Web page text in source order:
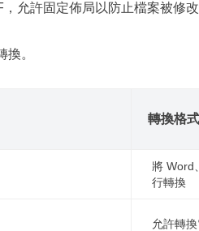
允許固定佈局以防止檔案被修改
。
轉換格式
將 Word
行轉換
允許轉